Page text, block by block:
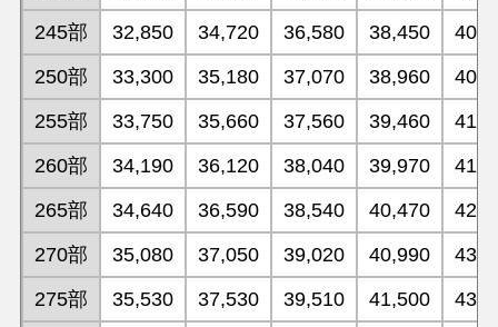
245部
32,850 34,720 36,580 38,450
250部
33,300 35,180 37,070 38,960
255部
33,750 35,660 37,560 39,460
260部
34,190 36,120 38,040 39,970
265部
34,640 36,590 38,540 40,470
270部
35,080 37,050 39,020 40,990
275部
35,530 37,530 39,510 41,500